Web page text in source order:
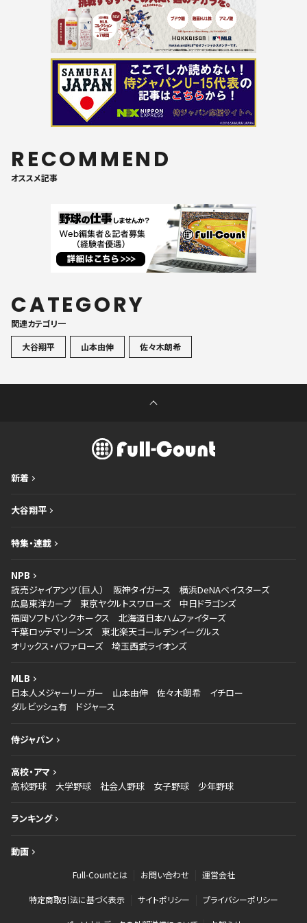
RECOMMEND
オススメ記事
CATEGORY
関連カテゴリ一
大谷翔平
山本由伸 佐々木朗希
新着
大谷翔平
特集・連載
NPB
読売ジャイアンツ（巨人）
阪神タイガース
横浜DeNAベイスターズ
広島東洋カープ
東京ヤクルトスワローズ
中日ドラゴンズ
福岡ソフトバンクホークス
北海道日本ハムファイターズ
千葉ロッテマリーンズ
東北楽天ゴールデンイーグルス
オリックス・バファローズ
埼玉西武ライオンズ
MLB
日本人メジャーリーガー
山本由伸 佐々木朗希
イチロー
ダルビッシュ有
ドジャース
侍ジャパン
高校・アマ
高校野球
大学野球 社会人野球 女子野球 少年野球
ランキング
動画
Full-Countとは お問い合わせ 運営会社
特定商取引法に基づく表示 サイトポリシー プライバシーポリシー